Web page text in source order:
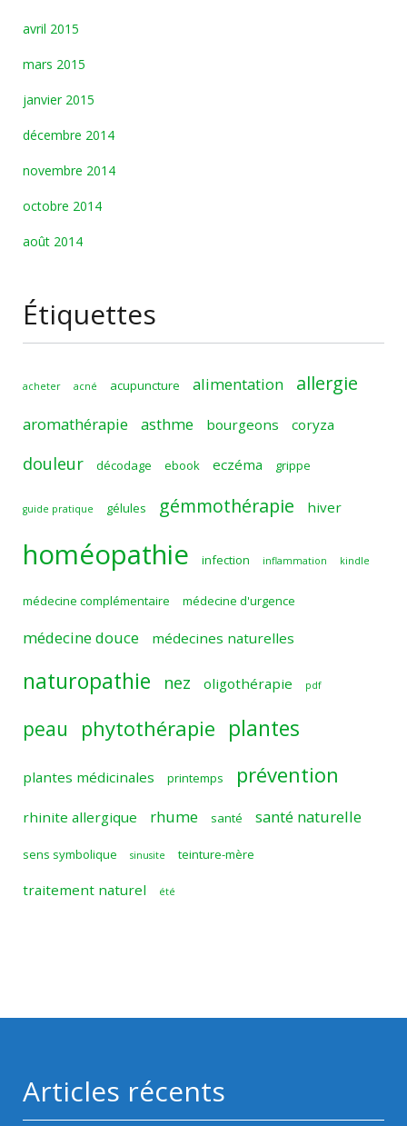
avril 2015
mars 2015
janvier 2015
décembre 2014
novembre 2014
octobre 2014
août 2014
Étiquettes
acheter acné acupuncture alimentation allergie
aromathérapie asthme bourgeons coryza
douleur décodage ebook eczéma grippe
guide pratique gélules gémmothérapie hiver
homéopathie infection inflammation kindle
médecine complémentaire médecine d'urgence
médecine douce médecines naturelles
naturopathie nez oligothérapie pdf
peau phytothérapie plantes
plantes médicinales printemps prévention
rhinite allergique rhume santé santé naturelle
sens symbolique sinusite teinture-mère
traitement naturel été
Articles récents